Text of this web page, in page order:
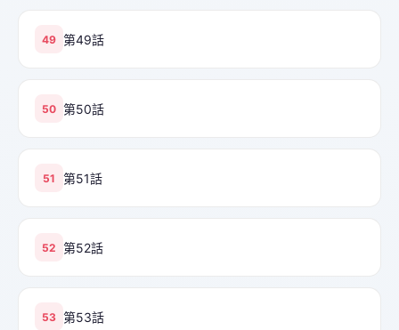
49 第49話
50 第50話
51 第51話
52 第52話
53 第53話